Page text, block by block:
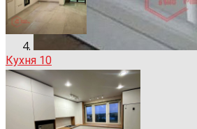
Кухня 10